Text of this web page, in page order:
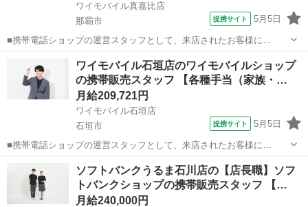
ワイモバイル真嘉比店
那覇市
提携サイト 5月5日
■携帯電話ショップの運営スタッフとして、来店されたお客様に
Android、iPhone、iPadなどの端末及びプランを提案します。 最初は
緊張するかもしれませんが、「お客様のお役に立ちたい」というお気
持ちがあれば大丈夫です。...
その他
ワイモバイル石垣店のワイモバイルショップ
の携帯販売スタッフ 【各種手当（家族・…
月給209,721円
ワイモバイル石垣店
石垣市
提携サイト 5月5日
■携帯電話ショップの運営スタッフとして、来店されたお客様に
Android、iPhone、iPadなどの端末及びプランを提案します。 最初は
緊張するかもしれませんが、「お客様のお役に立ちたい」というお気
持ちがあれば大丈夫です。...
その他
ソフトバンクうるま石川店の【店長職】ソフ
トバンクショップの携帯販売スタッフ 【…
月給240,000円